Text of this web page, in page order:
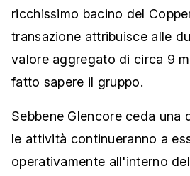
ricchissimo bacino del
transazione attribuisce alle
valore aggregato di circa 9
fatto sapere il gruppo.
Sebbene Glencore ceda una
le attività continueranno a
operativamente all'interno